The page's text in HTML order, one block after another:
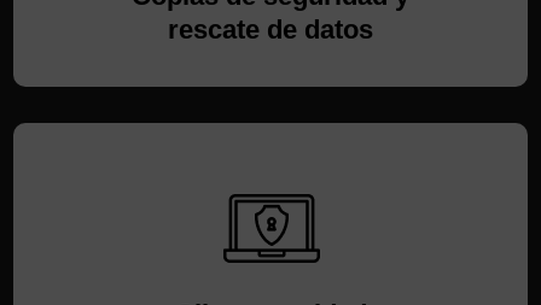
rescate de datos